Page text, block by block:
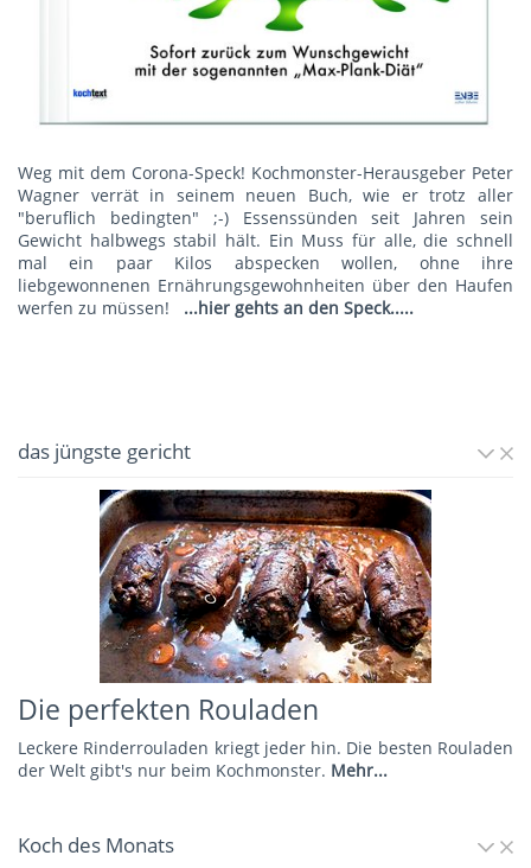
Weg mit dem Corona-Speck! Kochmonster-Herausgeber Peter
Wagner verrät in seinem neuen Buch, wie er trotz aller
"beruflich bedingten" ;-) Essenssünden seit Jahren sein
Gewicht halbwegs stabil hält. Ein Muss für alle, die schnell
mal ein paar Kilos abspecken wollen, ohne ihre
liebgewonnenen Ernährungsgewohnheiten über den Haufen
werfen zu müssen!
...hier gehts an den Speck.....
das jüngste gericht
Die perfekten Rouladen
Leckere Rinderrouladen kriegt jeder hin. Die besten Rouladen
der Welt gibt's nur beim Kochmonster. Mehr...
Koch des Monats